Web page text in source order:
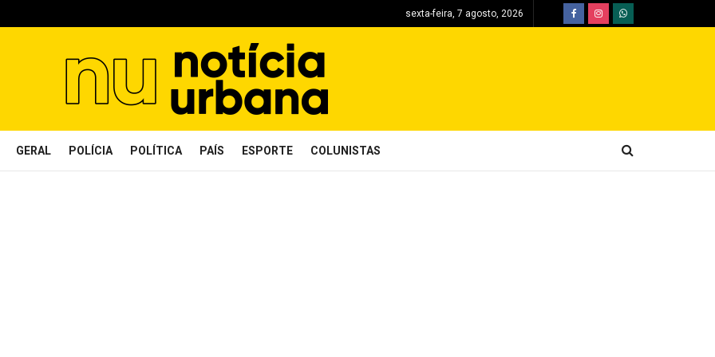
sexta-feira, 7 agosto, 2026
GERAL POLÍCIA POLÍTICA PAÍS ESPORTE COLUNISTAS